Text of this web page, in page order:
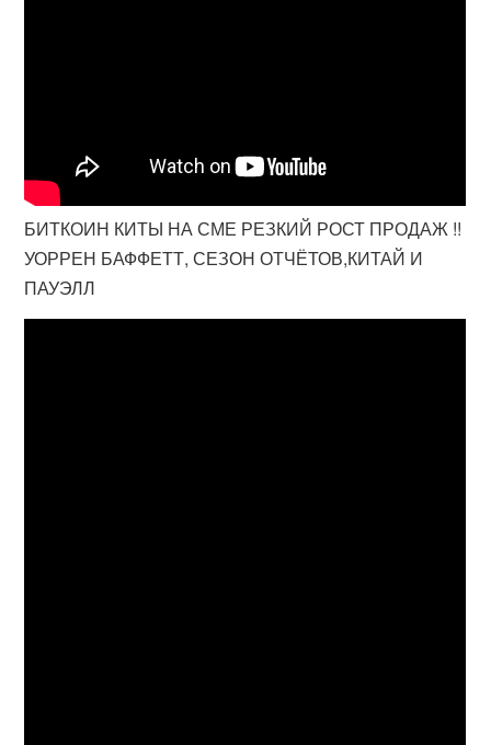
БИТКОИН КИТЫ НА СМЕ РЕЗКИЙ РОСТ ПРОДАЖ !!
УОРРЕН БАФФЕТТ, СЕЗОН ОТЧЁТОВ,КИТАЙ И
ПАУЭЛЛ